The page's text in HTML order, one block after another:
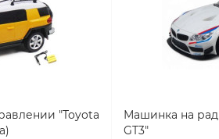
"Toyota
Машинка на
GT3"